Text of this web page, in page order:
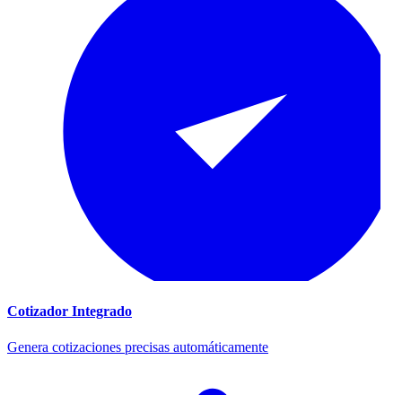
Cotizador Integrado
Genera cotizaciones precisas automáticamente